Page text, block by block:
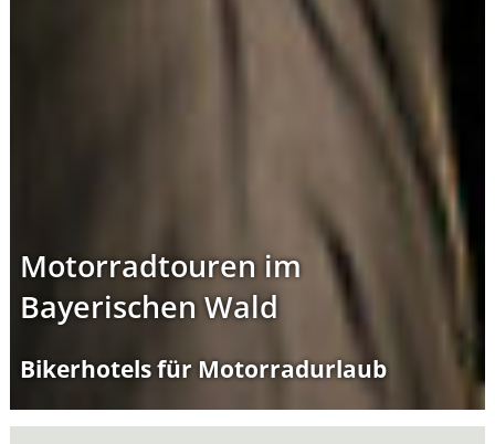
Motorradtouren im
Bayerischen Wald
Bikerhotels für Motorradurlaub